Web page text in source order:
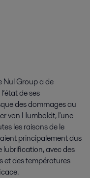
Nul Group a de
de ses
des dommages au
von Humboldt, l'une
les raisons de le
principalement dus
lubrification, avec des
et des températures